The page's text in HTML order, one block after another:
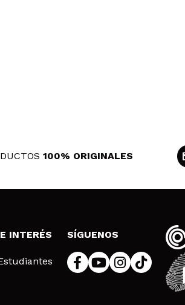
100% ORIGINALES
INTERÉS SÍGUENOS